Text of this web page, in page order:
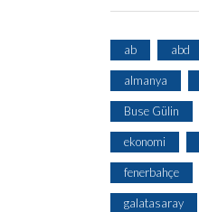
ab abd
almanya
Buse Gülin
ekonomi
fenerbahçe
galatasaray